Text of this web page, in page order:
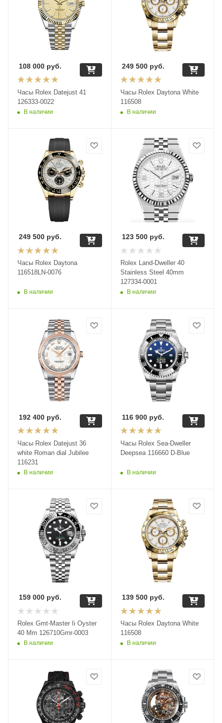
Часы Rolex Datejust 41
126333-0022
В наличии
108 000 руб.
Часы Rolex Daytona White
116508
В наличии
249 500руб.
Часы Rolex Daytona
116518LN-0076
В наличии
249 500 руб.
Rolex Land-Dweller 40
Stainless Steel 40mm
127334-0001
В наличии
123 500руб.
Часы Rolex Datejust 36
white Roman dial Jubilee
116231
В наличии
192 400 руб.
Часы Rolex Sea-Dweller
Deepsea 116660 D-Blue
В наличии
116 900руб.
Rolex Gmt-Master Ii Oyster
40 Mm 126710Grnr-0003
В наличии
159 000 руб.
Часы Rolex Daytona White
116508
В наличии
139 500руб.